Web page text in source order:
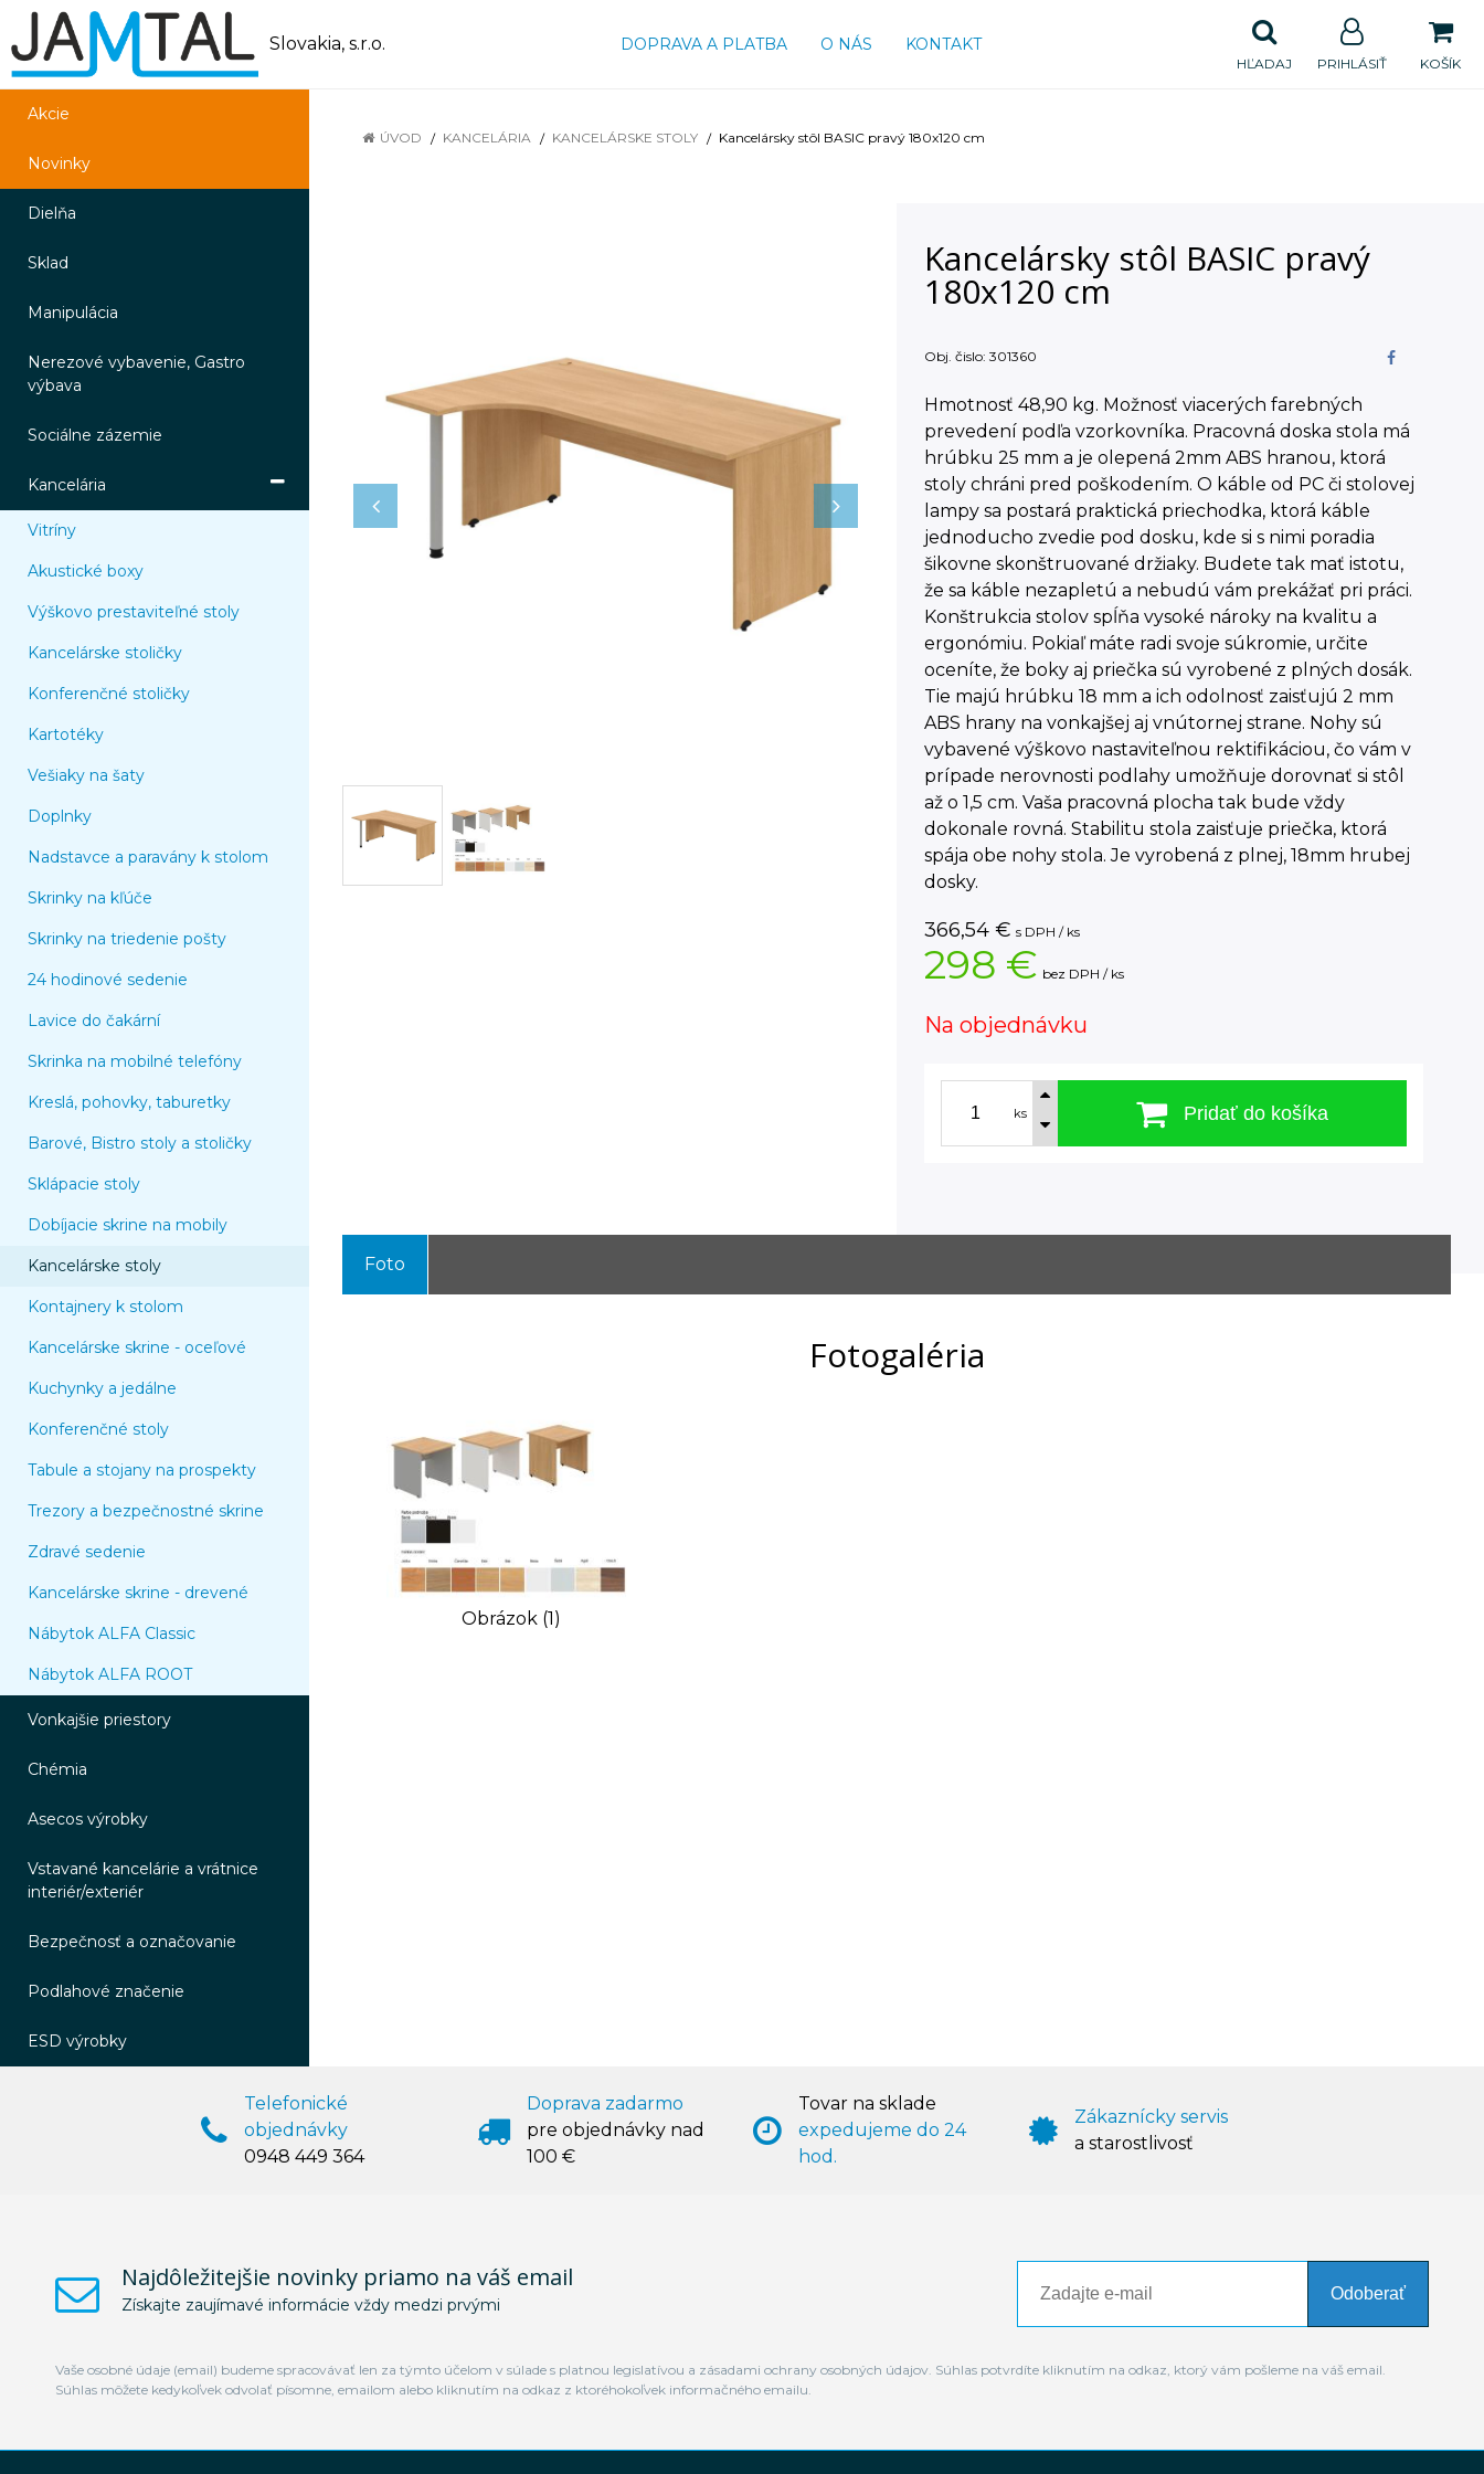
Slovakia, s.r.o. DOPRAVA A PLATBA O NÁS KONTAKT
KOŠÍK
PRIHLÁSIŤ
HĽADAJ
Akcie
Novinky
Dielňa
Sklad
Manipulácia
Nerezové vybavenie, Gastro
výbava
Sociálne zázemie
Kancelária
Vitríny
Akustické boxy
Výškovo prestaviteľné stoly
Kancelárske stoličky
Konferenčné stoličky
Kartotéky
Vešiaky na šaty
Doplnky
Nadstavce a paravány k stolom
Skrinky na kľúče
Skrinky na triedenie pošty
24 hodinové sedenie
Lavice do čakární
Skrinka na mobilné telefóny
Kreslá, pohovky, taburetky
Barové, Bistro stoly a stoličky
Sklápacie stoly
Dobíjacie skrine na mobily
Kancelárske stoly
Kontajnery k stolom
Kancelárske skrine - oceľové
Kuchynky a jedálne
Konferenčné stoly
Tabule a stojany na prospekty
Trezory a bezpečnostné skrine
Zdravé sedenie
Kancelárske skrine - drevené
Nábytok ALFA Classic
Nábytok ALFA ROOT
Vonkajšie priestory
Chémia
Asecos výrobky
Vstavané kancelárie a vrátnice
interiér/exteriér
Bezpečnosť a označovanie
Podlahové značenie
ESD výrobky
ÚVOD KANCELÁRIA KANCELÁRSKE STOLY Kancelársky stôl BASIC pravý 180x120 cm
Kancelársky stôl BASIC pravý
180x120 cm
Obj. čislo: 301360
Hmotnosť 48,90 kg. Možnosť viacerých farebných
prevedení podľa vzorkovníka. Pracovná doska stola má
hrúbku 25 mm a je olepená 2mm ABS hranou, ktorá
stoly chráni pred poškodením. O káble od PC či stolovej
lampy sa postará praktická priechodka, ktorá káble
jednoducho zvedie pod dosku, kde si s nimi poradia
šikovne skonštruované držiaky. Budete tak mať istotu,
že sa káble nezapletú a nebudú vám prekážať pri práci.
Konštrukcia stolov spĺňa vysoké nároky na kvalitu a
ergonómiu. Pokiaľ máte radi svoje súkromie, určite
oceníte, že boky aj priečka sú vyrobené z plných dosák.
Tie majú hrúbku 18 mm a ich odolnosť zaisťujú 2 mm
ABS hrany na vonkajšej aj vnútornej strane. Nohy sú
vybavené výškovo nastaviteľnou rektifikáciou, čo vám v
prípade nerovnosti podlahy umožňuje dorovnať si stôl
až o 1,5 cm. Vaša pracovná plocha tak bude vždy
dokonale rovná. Stabilitu stola zaisťuje priečka, ktorá
spája obe nohy stola. Je vyrobená z plnej, 18mm hrubej
dosky.
366,54 € s DPH / ks
298 € bez DPH / ks
Na objednávku
ks Pridať do košíka
Foto
Fotogaléria
Obrázok (1)
Telefonické
objednávky
0948 449 364
Doprava zadarmo
pre objednávky nad
100 €
Tovar na sklade
expedujeme do 24
hod.
Zákaznícky servis
a starostlivosť
Najdôležitejšie novinky priamo na váš email
Získajte zaujímavé informácie vždy medzi prvými
Odoberať
Vaše osobné údaje (email) budeme spracovávať len za týmto účelom v súlade s platnou legislatívou a zásadami ochrany osobných údajov. Súhlas potvrdíte kliknutím na odkaz, ktorý vám pošleme na váš email.
Súhlas môžete kedykoľvek odvolať písomne, emailom alebo kliknutím na odkaz z ktoréhokoľvek informačného emailu.